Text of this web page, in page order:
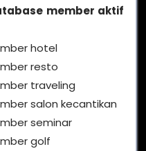
member aktif
hotel
resto
traveling
salon kecantikan
seminar
golf